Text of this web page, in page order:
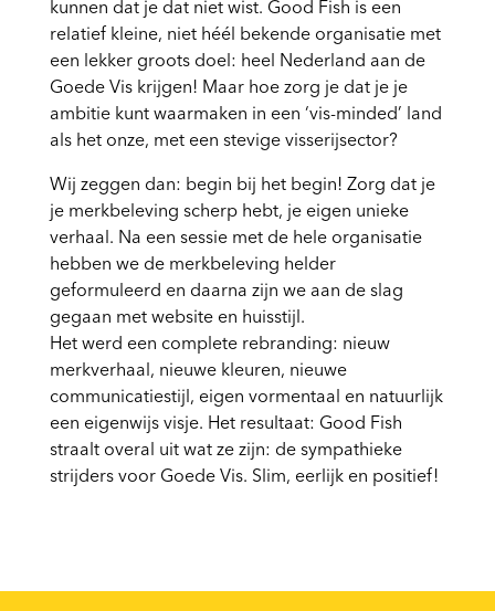
kunnen dat je dat niet wist. Good Fish is een
relatief kleine, niet héél bekende organisatie met
een lekker groots doel: heel Nederland aan de
Goede Vis krijgen! Maar hoe zorg je dat je je
ambitie kunt waarmaken in een ‘vis-minded’ land
als het onze, met een stevige visserijsector?
Wij zeggen dan: begin bij het begin! Zorg dat je
je merkbeleving scherp hebt, je eigen unieke
verhaal. Na een sessie met de hele organisatie
hebben we de merkbeleving helder
geformuleerd en daarna zijn we aan de slag
gegaan met website en huisstijl.
Het werd een complete rebranding: nieuw
merkverhaal, nieuwe kleuren, nieuwe
communicatiestijl, eigen vormentaal en natuurlijk
een eigenwijs visje. Het resultaat: Good Fish
straalt overal uit wat ze zijn: de sympathieke
strijders voor Goede Vis. Slim, eerlijk en positief!